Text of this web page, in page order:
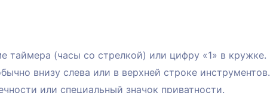
таймера (часы со стрелкой) или цифру «1» в кружке.
внизу слева или в верхней строке инструментов.
или специальный значок приватности.